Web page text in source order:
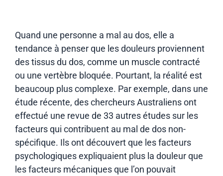
Quand une personne a mal au dos, elle a
tendance à penser que les douleurs proviennent
des tissus du dos, comme un muscle contracté
ou une vertèbre bloquée. Pourtant, la réalité est
beaucoup plus complexe. Par exemple, dans une
étude récente, des chercheurs Australiens ont
effectué une revue de 33 autres études sur les
facteurs qui contribuent au mal de dos non-
spécifique. Ils ont découvert que les facteurs
psychologiques expliquaient plus la douleur que
les facteurs mécaniques que l’on pouvait